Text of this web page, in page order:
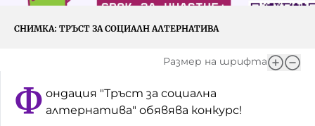
Къщата
Златната ябълка
Като Айнщайн
СНИМКА: ТРЪСТ ЗА СОЦИАЛН АЛТЕРНАТИВА
Размер на шрифта
Ф ондация "Тръст за социална
алтернатива" обявява конкурс!